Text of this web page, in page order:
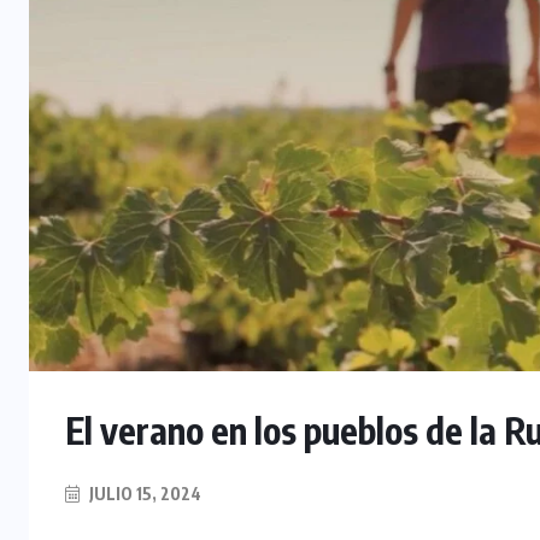
El verano en los pueblos de la
JULIO 15, 2024
NOTICIAS